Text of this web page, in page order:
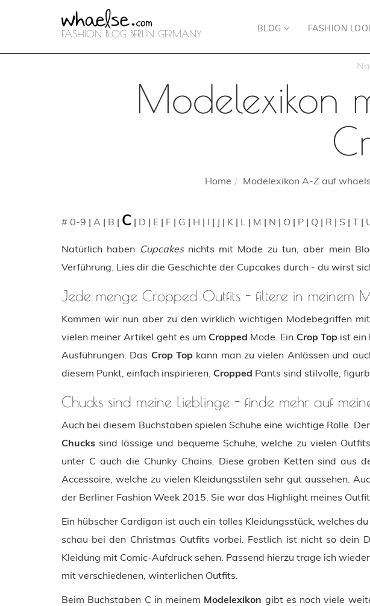
FASHION BLOG BERLIN GERMANY
BLOG FASHION
Modelexikon
Home Modelexikon A-Z auf
# 0-9 | A | B | C | D | E | F | G | H | I | J | K | L | M | N | O | P | Q | R | S | T |
Natürlich haben Cupcakes nichts mit Mode zu tun, aber mein
Verführung. Lies dir die Geschichte der Cupcakes durch - du wirst
Jede menge Cropped Outfits - filtere in meinem
Kommen wir nun aber zu den wirklich wichtigen Modebegriffen
vielen meiner Artikel geht es um Cropped Mode. Ein Crop Topist ein
Ausführungen. Das Crop Top kann man zu vielen Anlässen und
diesem Punkt, einfach inspirieren. Cropped Pants sind stilvolle,
Chucks sind meine Lieblinge - finde mehr auf
Auch bei diesem Buchstaben spielen Schuhe eine wichtige Rolle.
Chucks sind lässige und bequeme Schuhe, welche zu vielen
unter C auch die Chunky Chains. Diese groben Ketten sind aus
Accessoire, welche zu vielen Kleidungsstilen sehr gut aussehen.
der Berliner Fashion Week 2015. Sie war das Highlight meines
Ein hübscher Cardigan ist auch ein tolles Kleidungsstück, welches
schau bei den Christmas Outfits vorbei. Festlich ist nicht so dein
Kleidung mit Comic-Aufdruck sehen. Passend hierzu trage ich
mit verschiedenen, winterlichen Outfits.
Beim Buchstaben C in meinem Modelexikon gibt es noch viele